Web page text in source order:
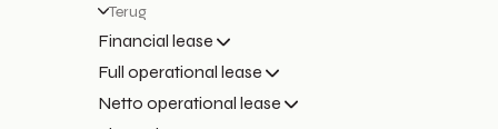
Terug
Financial lease
Full operational lease
Netto operational lease